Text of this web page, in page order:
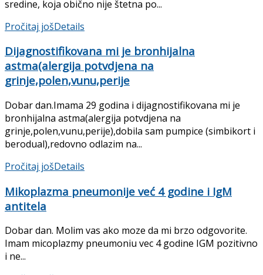
sredine, koja obično nije štetna po...
Pročitaj jošDetails
Dijagnostifikovana mi je bronhijalna
astma(alergija potvdjena na
grinje,polen,vunu,perije
Dobar dan.Imama 29 godina i dijagnostifikovana mi je
bronhijalna astma(alergija potvdjena na
grinje,polen,vunu,perije),dobila sam pumpice (simbikort i
berodual),redovno odlazim na...
Pročitaj jošDetails
Mikoplazma pneumonije već 4 godine i IgM
antitela
Dobar dan. Molim vas ako moze da mi brzo odgovorite.
Imam micoplazmy pneumoniu vec 4 godine IGM pozitivno
i ne...